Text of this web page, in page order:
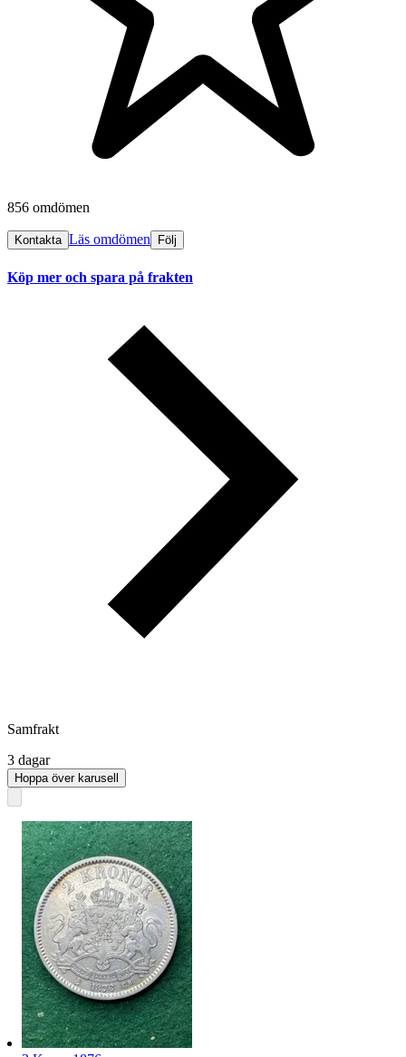
856 omdömen
Kontakta Läs omdömen Följ
Köp mer och spara på frakten
Samfrakt
3 dagar
Hoppa över karusell